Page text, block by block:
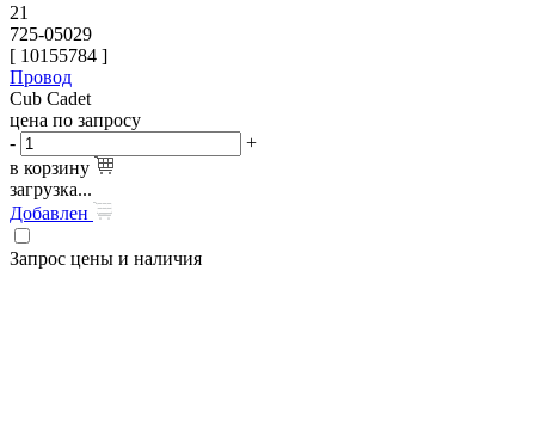
21
725-05029
[ 10155784 ]
Провод
Cub Cadet
цена по запросу
-
+
в корзину
загрузка...
Добавлен
Запрос цены и наличия